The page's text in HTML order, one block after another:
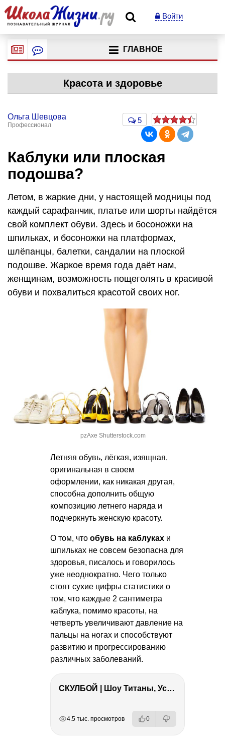
Войти
ГЛАВНОЕ
Красота и здоровье
Ольга Шевцова
Профессионал
5
Каблуки или плоская
подошва?
Летом, в жаркие дни, у настоящей модницы под
каждый сарафанчик, платье или шорты найдётся
свой комплект обуви. Здесь и босоножки на
шпильках, и босоножки на платформах,
шлёпанцы, балетки, сандалии на плоской
подошве. Жаркое время года даёт нам,
женщинам, возможность пощеголять в красивой
обуви и похвалиться красотой своих ног.
pzAxe Shutterstock.com
Летняя обувь, лёгкая, изящная,
оригинальная в своем
оформлении, как никакая другая,
способна дополнить общую
композицию летнего наряда и
подчеркнуть женскую красоту.
О том, что обувь на каблуках и
шпильках не совсем безопасна для
здоровья, писалось и говорилось
уже неоднократно. Чего только
стоят сухие цифры статистики о
том, что каждые 2 сантиметра
каблука, помимо красоты, на
четверть увеличивают давление на
пальцы на ногах и способствуют
развитию и прогрессированию
различных заболеваний.
СКУЛБОЙ | Шоу Титаны, Усейн Болт, Ларрат, Зашквар!
4.5 тыс. просмотров 0